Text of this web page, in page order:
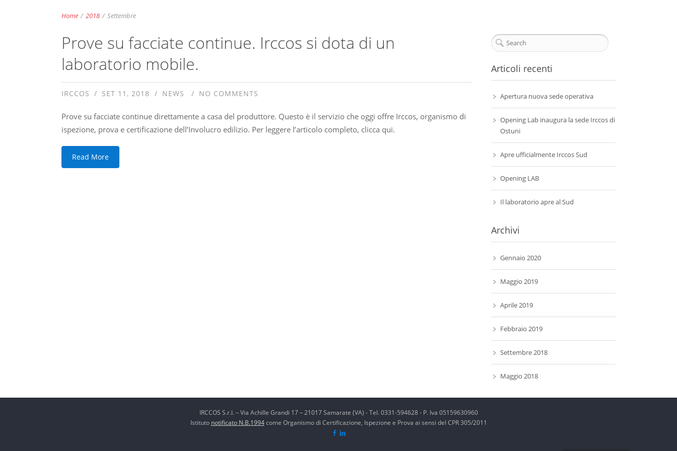
Home / 2018 / Settembre
Prove su facciate continue. Irccos si dota di un
laboratorio mobile.
IRCCOS SET 11, 2018 NEWS NO COMMENTS
Prove su facciate continue direttamente a casa del produttore. Questo è il servizio che oggi offre Irccos, organismo di
ispezione, prova e certificazione dell’Involucro edilizio. Per leggere l’articolo completo, clicca qui.
Read More
Articoli recenti
Apertura nuova sede operativa
Opening Lab inaugura la sede Irccos di
Ostuni
Apre ufficialmente Irccos Sud
Opening LAB
Il laboratorio apre al Sud
Archivi
Gennaio 2020
Maggio 2019
Aprile 2019
Febbraio 2019
Settembre 2018
Maggio 2018
IRCCOS S.r.l. – Via Achille Grandi 17 – 21017 Samarate (VA) - Tel. 0331-594628 - P. Iva 05159630960
Istituto notificato N.B.1994come Organismo di Certificazione, Ispezione e Prova ai sensi del CPR 305/2011